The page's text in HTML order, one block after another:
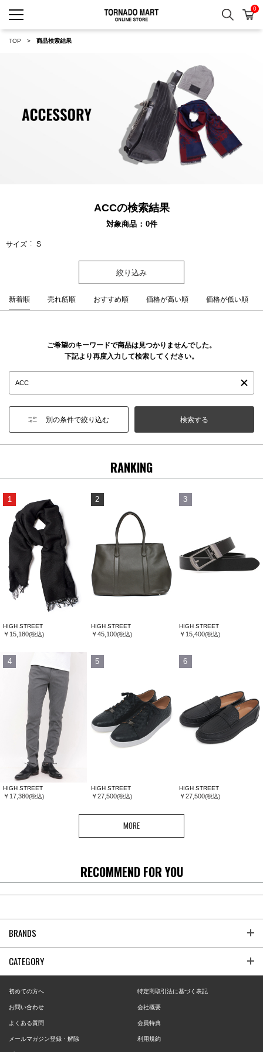
検索 カ
0
TOP 商品検索結果
ACCの検索結果
対象商品 0件
サイズ S
絞り込み
新着順 売れ筋順 おすすめ順 価格が高い順 価格が低い順
ご希望のキーワードで商品は見つかりませんでした。
下記より再度入力して検索してください。
別の条件で絞り込む
RANKING
1
HIGH STREET
￥15,180(税込)
2
HIGH STREET
￥45,100(税込)
3
HIGH STREET
￥15,400(税込)
4
HIGH STREET
￥17,380(税込)
5
HIGH STREET
￥27,500(税込)
6
HIGH STREET
￥27,500(税込)
MORE
RECOMMEND FOR YOU
BRANDS
CATEGORY
初めての方へ 特定商取引法に基づく表記
お問い合わせ 会社概要
よくある質問 会員特典
メールマガジン登録・解除 利用規約